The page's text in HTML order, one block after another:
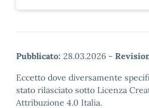
Pubblicato: 28.03.2026 -
Eccetto dove diversamente
stato rilasciato sotto Licenza
Attribuzione 4.0 Italia.